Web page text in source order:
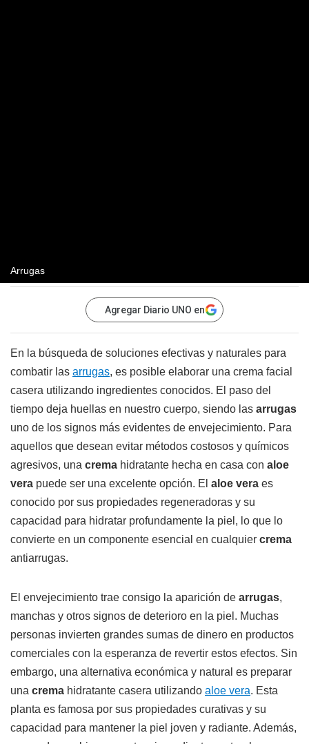
Arrugas
Agregar Diario UNO en
En la búsqueda de soluciones efectivas y naturales para
combatir las arrugas, es posible elaborar una crema facial
casera utilizando ingredientes conocidos. El paso del
tiempo deja huellas en nuestro cuerpo, siendo las arrugas
uno de los signos más evidentes de envejecimiento. Para
aquellos que desean evitar métodos costosos y químicos
agresivos, una crema hidratante hecha en casa con aloe
vera puede ser una excelente opción. El aloe vera es
conocido por sus propiedades regeneradoras y su
capacidad para hidratar profundamente la piel, lo que lo
convierte en un componente esencial en cualquier crema
antiarrugas.
El envejecimiento trae consigo la aparición de arrugas,
manchas y otros signos de deterioro en la piel. Muchas
personas invierten grandes sumas de dinero en productos
comerciales con la esperanza de revertir estos efectos. Sin
embargo, una alternativa económica y natural es preparar
una crema hidratante casera utilizando aloe vera. Esta
planta es famosa por sus propiedades curativas y su
capacidad para mantener la piel joven y radiante. Además,